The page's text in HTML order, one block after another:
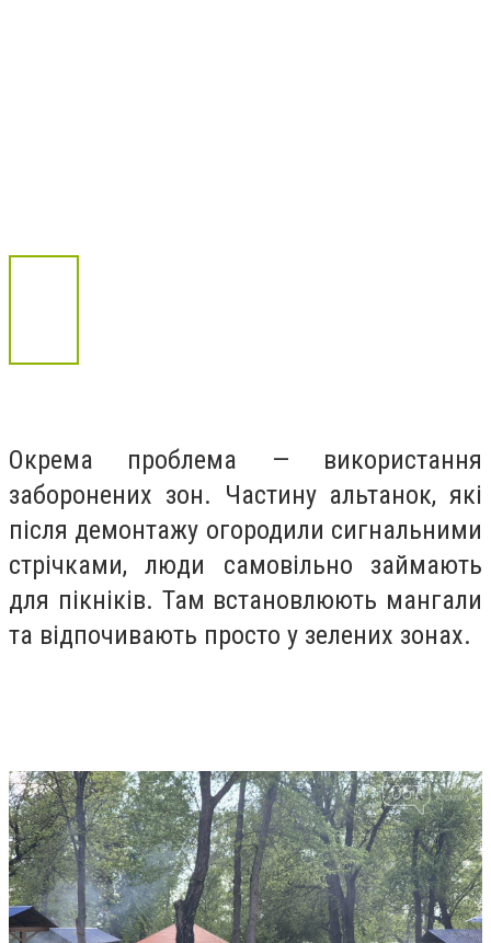
Окрема проблема — використання
заборонених зон. Частину альтанок, які
після демонтажу огородили сигнальними
стрічками, люди самовільно займають
для пікніків. Там встановлюють мангали
та відпочивають просто у зелених зонах.